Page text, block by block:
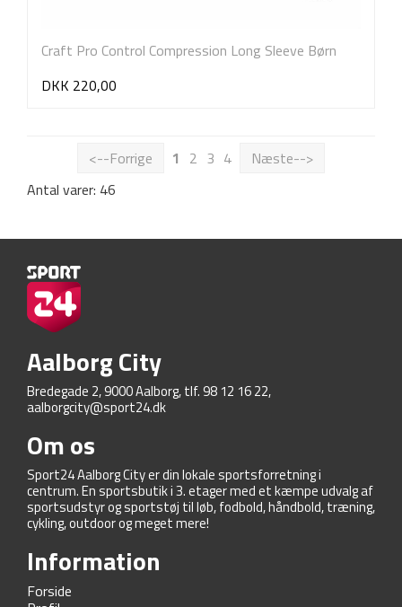
Craft Pro Control Compression Long Sleeve Børn
DKK 220,00
<--Forrige 1 2 3 4
Næste-->
Antal varer: 46
Aalborg City
Bredegade 2, 9000 Aalborg, tlf. 98 12 16 22,
aalborgcity@sport24.dk
Om os
Sport24 Aalborg City er din lokale sportsforretning i
centrum. En sportsbutik i 3. etager med et kæmpe udvalg af
sportsudstyr og sportstøj til løb, fodbold, håndbold, træning,
cykling, outdoor og meget mere!
Information
Forside